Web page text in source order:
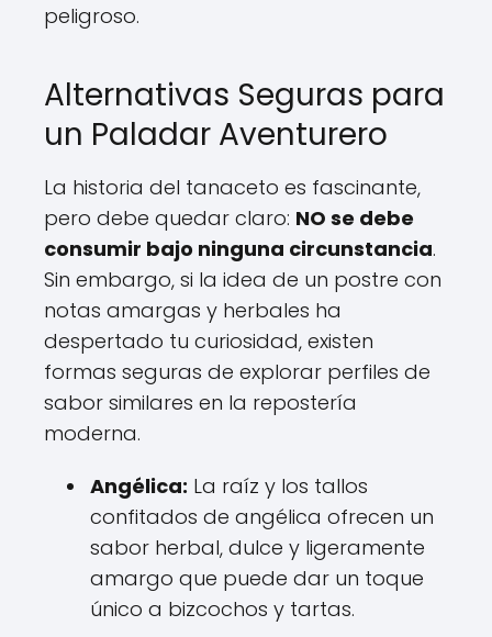
peligroso.
Alternativas Seguras para
un Paladar Aventurero
La historia del tanaceto es fascinante,
pero debe quedar claro: NO se debe
consumir bajo ninguna circunstancia.
Sin embargo, si la idea de un postre con
notas amargas y herbales ha
despertado tu curiosidad, existen
formas seguras de explorar perfiles de
sabor similares en la repostería
moderna.
Angélica: La raíz y los tallos
confitados de angélica ofrecen un
sabor herbal, dulce y ligeramente
amargo que puede dar un toque
único a bizcochos y tartas.